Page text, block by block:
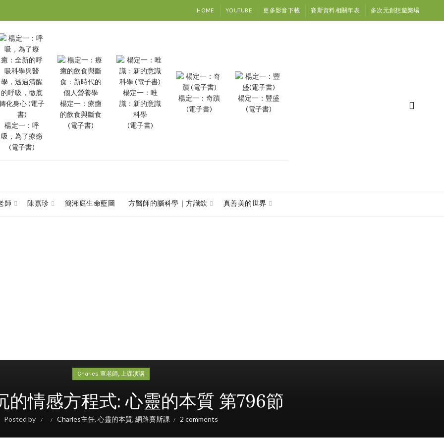
HOME YOUTUBE 更多影音下載 賽斯資料相關年表 多次元創想遊樂場
楊定一：呼
吸，為了療癒
(電子書)
楊定一：療癒
的飲食與斷食
(電子書)
楊定一：唯
識：新的意識
科學
(電子書)
楊定一：奇蹟
(電子書)
楊定一：豐盛
(電子書)
師 陳嘉珍 簡湘庭生命藍圖 方醫師的腦科學｜方識欽 真善美的世界
Charles 查老師, 上課演講
的情感方程式: 心靈的本質 第796節
Posted by Charles主任, 心靈的本質, 網路賽斯課 2 comments